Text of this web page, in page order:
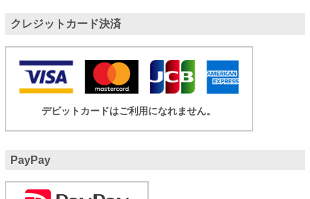
クレジットカード決済
デビットカードはご利用になれません。
PayPay